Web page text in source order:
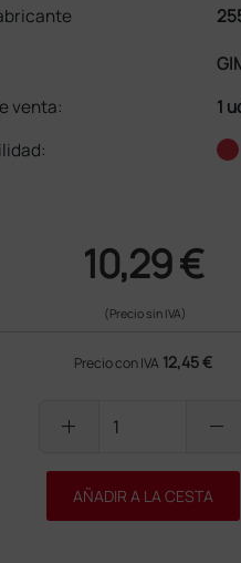
venta:
1
10,29 €
(Precio sin IVA)
Precio con IVA 12,45 €
add remove
AÑADIR A LA CESTA